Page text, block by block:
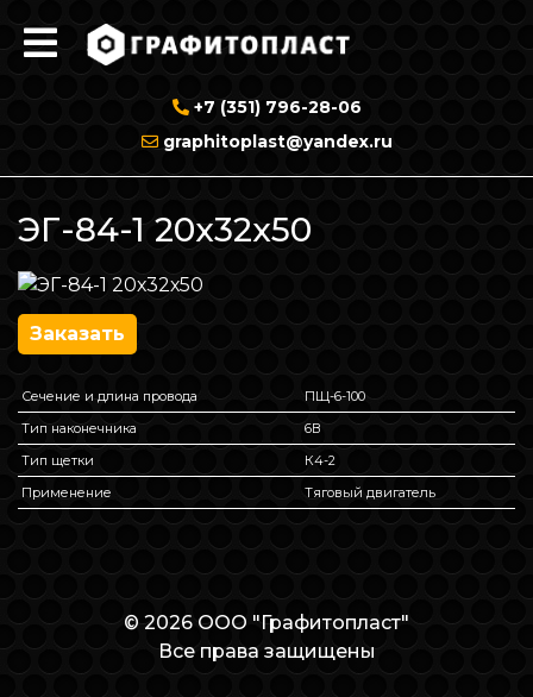
+7 (351) 796-28-06
graphitoplast@yandex.ru
ЭГ-84-1 20х32х50
Заказать
Сечение и длина провода
ПЩ-6-100
Тип наконечника
6В
Тип щетки
К4-2
Применение
Тяговый двигатель
© 2026 ООО "Графитопласт"
Все права защищены